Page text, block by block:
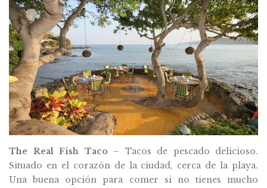
The Real Fish Taco – Tacos de pescado delicioso.
Situado en el corazón de la ciudad, cerca de la playa.
Una buena opción para comer si no tienes mucho